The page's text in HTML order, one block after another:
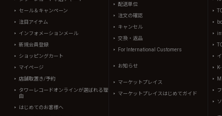
セール＆キャンペーン
注目アイテム
インフォメーションメール
新規会員登録
ショッピングカート
マイページ
店舗取置き/予約
タワーレコードオンラインが選ばれる理
由
はじめてのお客様へ
配送単位
注文の確認
キャンセル
交換・返品
For International Customers
お知らせ
マーケットプレイス
マーケットプレイスはじめてガイド